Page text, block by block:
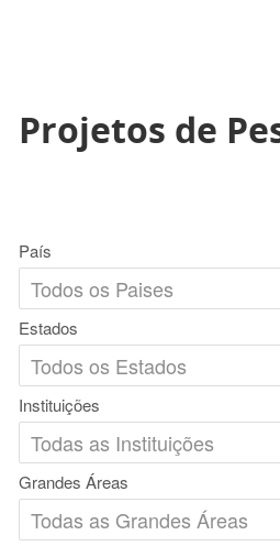
Projetos de
País
Estados
Instituições
Grandes Áreas